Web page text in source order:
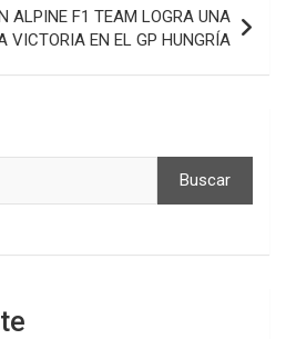
ALPINE F1 TEAM LOGRA UNA
VICTORIA EN EL GP HUNGRÍA
Buscar